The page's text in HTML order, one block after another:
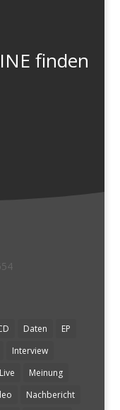
finden
Daten
EP
Interview
Live
Meinung
Nachbericht